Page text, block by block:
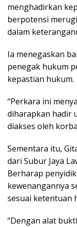
menghadirkan
berpotensi
dalam
Ia menegaskan
penegak hukum
kepastian hukum.
“Perkara ini
diharapkan hadir
diakses oleh
Sementara itu,
dari Subur Jaya
Berharap
kewenangannya
sesuai ketentuan
“Dengan alat